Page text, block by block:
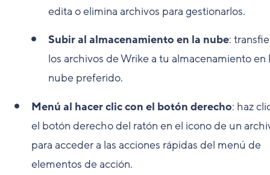
edita o elimina archivos para gestionarlos.
Subir al almacenamiento en la nube:
los archivos de Wrike a tu almacenamiento en
nube preferido.
Menú al hacer clic con el botón derecho: haz
el botón derecho del ratón en el icono de un
para acceder a las acciones rápidas del menú de
elementos de acción.